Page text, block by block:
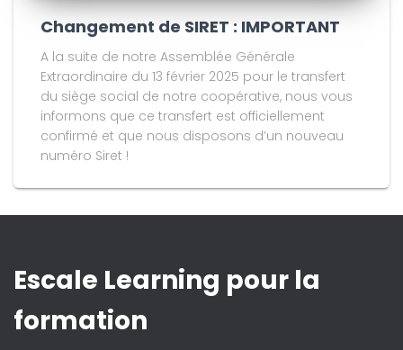
Changement de SIRET : IMPORTANT
A la suite de notre Assemblée Générale
Extraordinaire du 13 février 2025 pour le transfert
du siège social de notre coopérative, nous vous
informons que ce transfert est officiellement
confirmé et que nous disposons d’un nouveau
numéro Siret !
Escale Learning pour la
formation